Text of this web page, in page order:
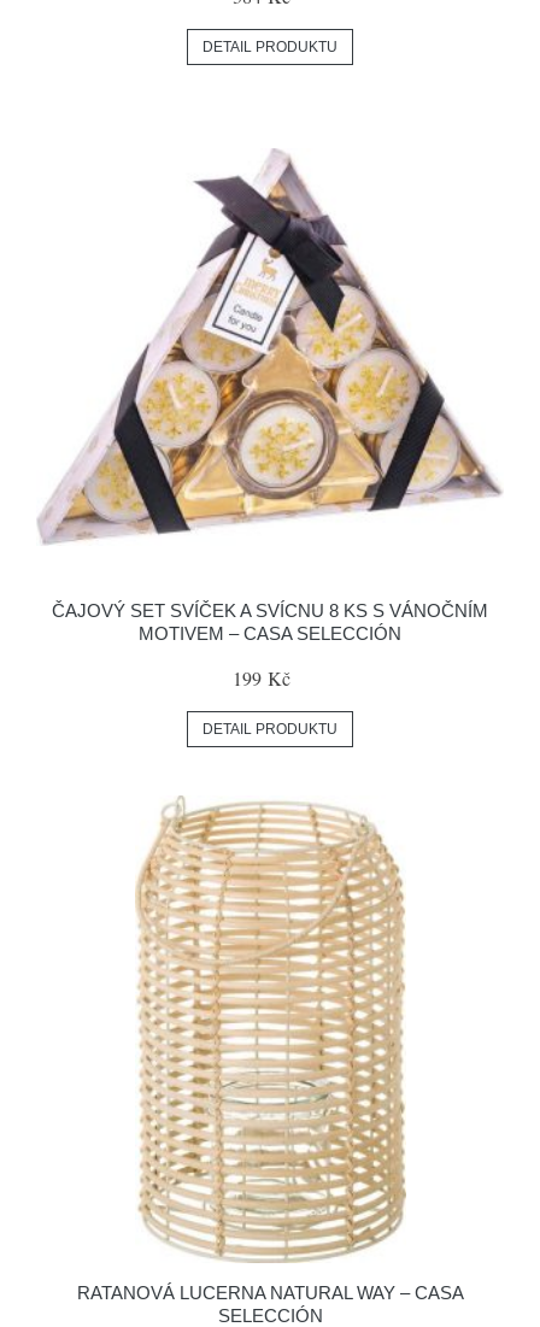
DETAIL PRODUKTU
ČAJOVÝ SET SVÍČEK A SVÍCNU 8 KS S VÁNOČNÍM
MOTIVEM – CASA SELECCIÓN
199 Kč
DETAIL PRODUKTU
RATANOVÁ LUCERNA NATURAL WAY – CASA
SELECCIÓN